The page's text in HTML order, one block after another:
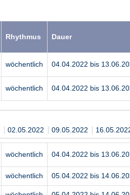
Rhythmus Dauer
wöchentlich 04.04.2022 bis
wöchentlich 04.04.2022 bis
02.05.2022 09.05.2022
wöchentlich 04.04.2022 bis
wöchentlich 05.04.2022 bis